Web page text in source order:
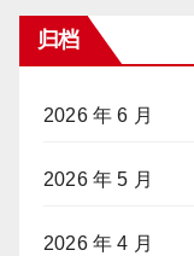
归档
2026 年 6 月
2026 年 5 月
2026 年 4 月